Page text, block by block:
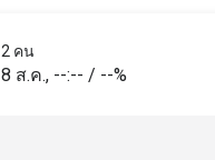
2 คน
8 ส.ค., --:-- / --%